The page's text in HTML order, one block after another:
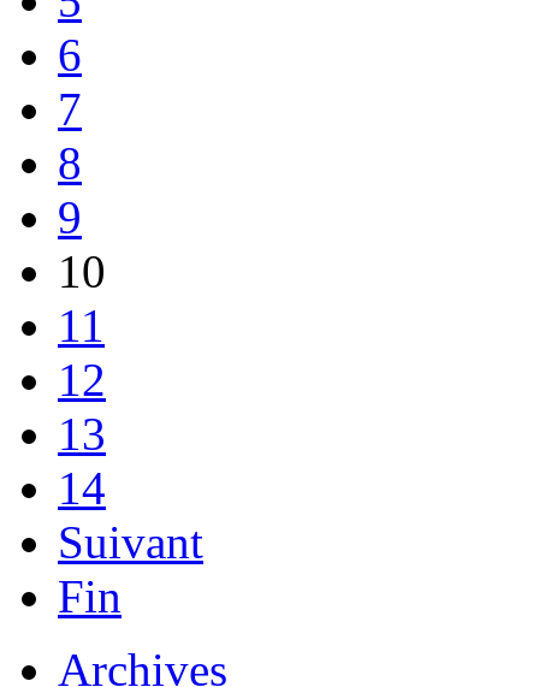
6
7
8
9
10
11
12
13
14
Suivant
Fin
Archives